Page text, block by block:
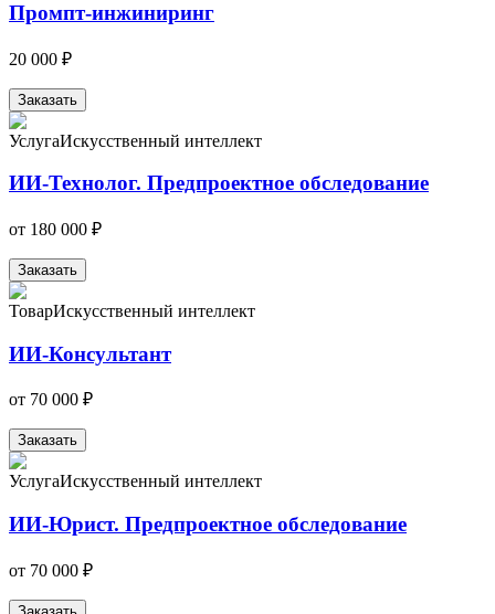
Промпт-инжиниринг
20 000 ₽
Заказать
УслугаИскусственный интеллект
ИИ-Технолог. Предпроектное обследование
от 180 000 ₽
Заказать
ТоварИскусственный интеллект
ИИ-Консультант
от 70 000 ₽
Заказать
УслугаИскусственный интеллект
ИИ-Юрист. Предпроектное обследование
от 70 000 ₽